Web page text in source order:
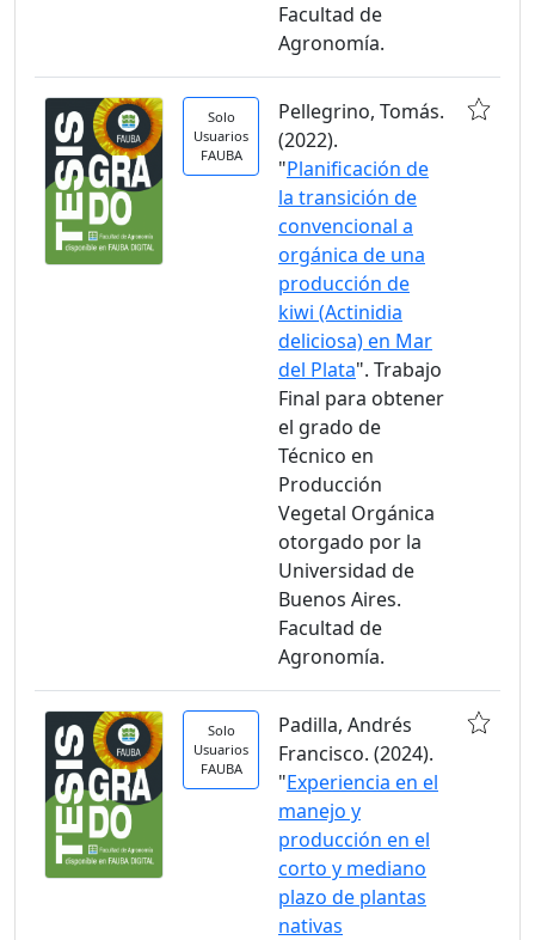
Facultad de
Agronomía.
Solo
Usuarios
FAUBA
Pellegrino, Tomás.
(2022).
"Planificación de
la transición de
convencional a
orgánica de una
producción de
kiwi (Actinidia
deliciosa) en Mar
del Plata". Trabajo
Final para obtener
el grado de
Técnico en
Producción
Vegetal Orgánica
otorgado por la
Universidad de
Buenos Aires.
Facultad de
Agronomía.
Solo
Usuarios
FAUBA
Padilla, Andrés
Francisco. (2024).
"Experiencia en el
manejo y
producción en el
corto y mediano
plazo de plantas
nativas